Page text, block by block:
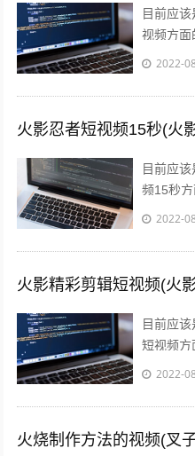
目前应
视频方面
集了一
2022-
火影忍者短视频15秒(火
目前应
频15秒
收集了
2022-
火影精彩剪辑短视频(火
目前应
短视频方
收集了
2022-
火烧制作方法的视频(叉